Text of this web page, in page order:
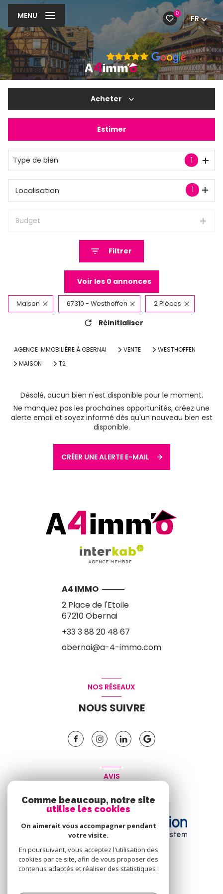
0
FR
MENU
Acheter
Estimer
Type de bien 1
1
Localisation
Budget
Filtrer
Voir les 0 annonces
Maison 67310 - Westhoffen 2 Pièces
Réinitialiser
AGENCE IMMOBILIÈRE À OBERNAI VENTE
WESTHOFFEN
MAISON
T2
Désolé, aucun bien n'est disponible pour le moment.
Ne manquez pas les prochaines opportunités, créez une
alerte email et soyez informé dès qu'un nouveau bien est
disponible.
CRÉER UNE ALERTE E-MAIL
A4 IMMO
2 Place de l'Etoile
67210Obernai
+33 3 88 20 48 67
obernai@a-4-immo.com
NOS RÉSEAUX
NOUS SUIVRE
AVIS
CLIENT
Comme beaucoup, notre site
utilise les cookies
On aimerait vous accompagner pendant
votre visite.
En poursuivant, vous acceptez l'utilisation des
cookies par ce site, afin de vous proposer des
contenus adaptés et réaliser des statistiques !